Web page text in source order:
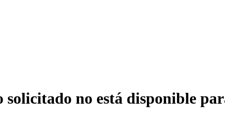
solicitado no está disponible